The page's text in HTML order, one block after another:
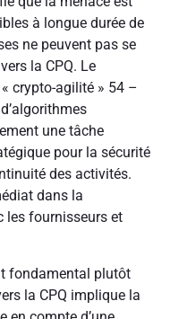
à longue durée de
ne peuvent pas se
la CPQ. Le
crypto-agilité » 54 –
une tâche
pour la sécurité
des activités.
dans la
les fournisseurs et
fondamental plutôt
la CPQ implique la